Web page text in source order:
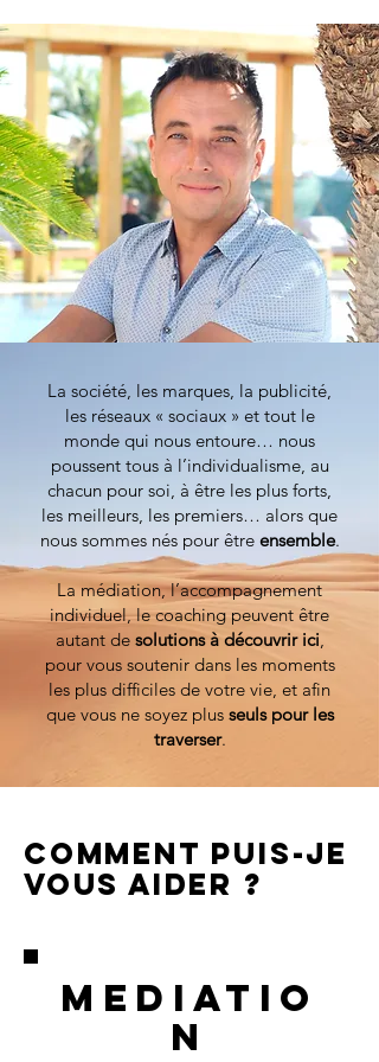
La société, les marques, la publicité,
les réseaux « sociaux » et tout le
monde qui nous entoure… nous
poussent tous à l’individualisme, au
chacun pour soi, à être les plus forts,
les meilleurs, les premiers… alors que
nous sommes nés pour être ensemble.
La médiation, l’accompagnement
individuel, le coaching peuvent être
autant de solutions à découvrir ici,
pour vous soutenir dans les moments
les plus difficiles de votre vie, et afin
que vous ne soyez plus seuls pour les
traverser.
Comment puis-je
vous aider ?
MEDIATIO
N